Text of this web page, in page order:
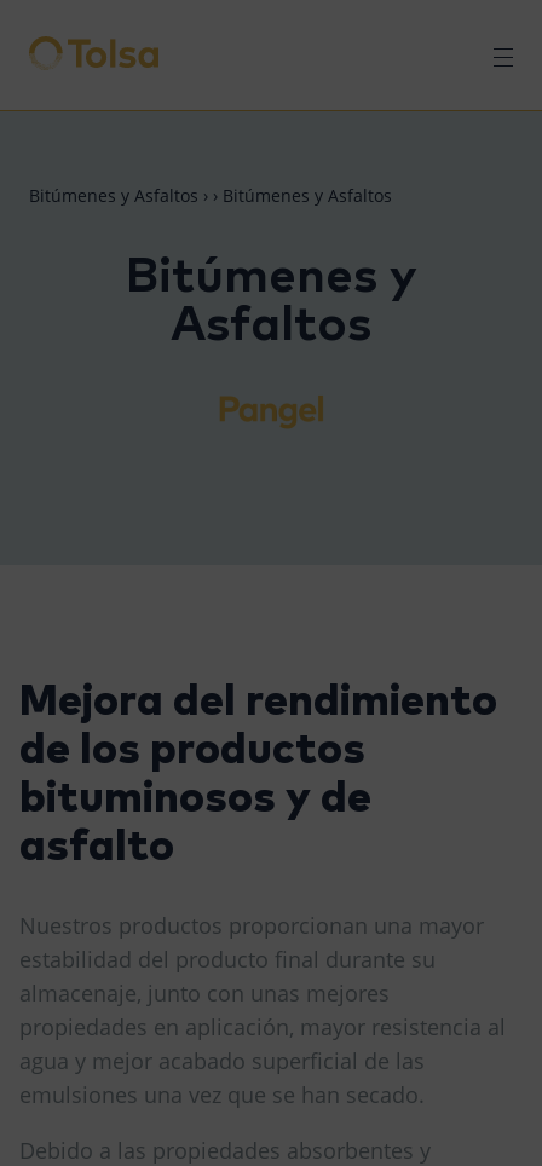
Bitúmenes y Asfaltos › › Bitúmenes y Asfaltos
Bitúmenes y
Asfaltos
Mejora del rendimiento
de los productos
bituminosos y de
asfalto
Nuestros productos proporcionan una mayor
estabilidad del producto final durante su
almacenaje, junto con unas mejores
propiedades en aplicación, mayor resistencia al
agua y mejor acabado superficial de las
emulsiones una vez que se han secado.
Debido a las propiedades absorbentes y